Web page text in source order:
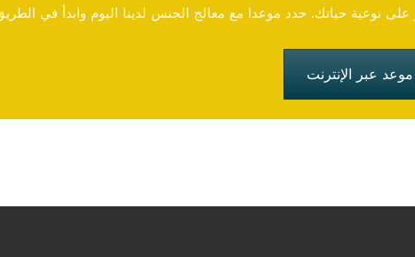
نوعية حياتك. حدد موعدا مع معالج الجنس لدينا اليوم وابدأ في
موعد عبر الإنترنت